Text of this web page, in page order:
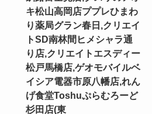
キ松山高岡店ププレひまわ
り薬局グラン春日,クリエイ
トSD南林間ヒメシャラ通
り店,クリエイトエスディー
松戸馬橋店,ゲオモバイルベ
イシア電器市原八幡店,れん
げ食堂Toshuぷらむろーど
杉田店(東